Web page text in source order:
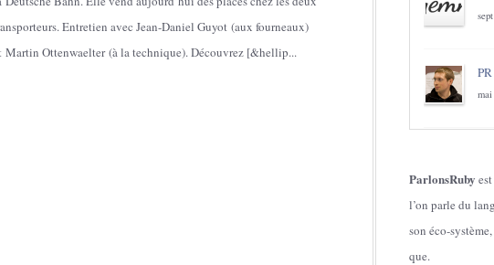
Entretien avec Jean-Daniel Guyot (aux fourneaux)
Martin Ottenwaelter (à la technique). Découvrez [&hellip...
ParlonsRuby
l’on parle du
son éco-
que.